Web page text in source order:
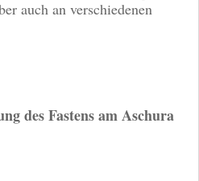
auch an verschiedenen
des Fastens am Aschura